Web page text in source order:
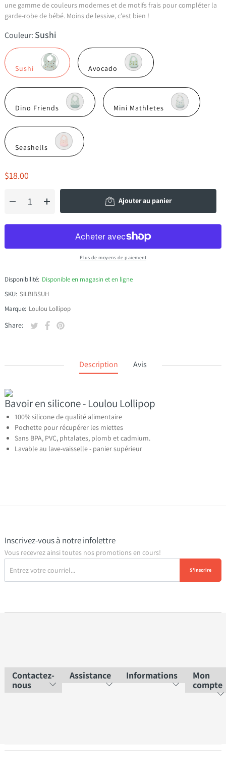
une gamme de couleurs modernes et de motifs frais pour compléter la
garde-robe de bébé. Moins de lessive, c'est bien !
Couleur: Sushi
Sushi Avocado
Dino Friends Mini Mathletes
Seashells
$18.00
Ajouter au panier
Plus de moyens de paiement
Disponibilité: Disponible en magasin et en ligne
SKU: SILBIBSUH
Marque: Loulou Lollipop
Share: Tweeter sur Twitter
S'ouvre dans une nouvelle fenêtre.
Partager sur Facebook
S'ouvre dans une nouvelle fenêtre.
Épingler sur Pinterest
S'ouvre dans une nouvelle fenêtre.
Description Avis
Bavoir en silicone - Loulou Lollipop
100% silicone de qualité alimentaire
Pochette pour récupérer les miettes
Sans BPA, PVC, phtalates, plomb et cadmium.
Lavable au lave-vaisselle - panier supérieur
Inscrivez-vous à notre infolettre
Vous recevrez ainsi toutes nos promotions en cours!
S'inscrire
Contactez-
nous
Assistance Informations
Mon
compte